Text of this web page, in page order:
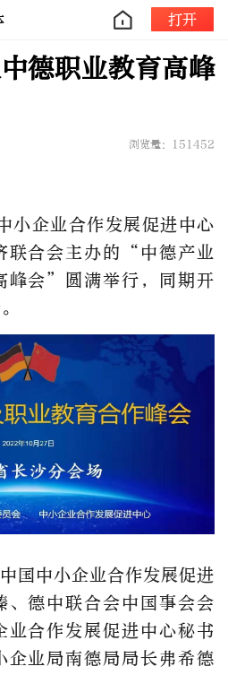
打开
德职业教育高峰
浏览量：151452
小企业合作发展促进中心
联合会主办的“中德产业
峰会”圆满举行，同期开
国中小企业合作发展促进
、德中联合会中国事会会
业合作发展促进中心秘书
企业局南德局局长弗希德